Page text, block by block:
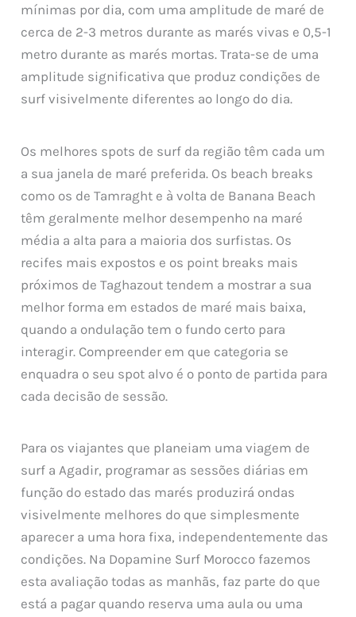
mínimas por dia, com uma amplitude de maré de
cerca de 2-3 metros durante as marés vivas e 0,5-1
metro durante as marés mortas. Trata-se de uma
amplitude significativa que produz condições de
surf visivelmente diferentes ao longo do dia.
Os melhores spots de surf da região têm cada um
a sua janela de maré preferida. Os beach breaks
como os de Tamraght e à volta de Banana Beach
têm geralmente melhor desempenho na maré
média a alta para a maioria dos surfistas. Os
recifes mais expostos e os point breaks mais
próximos de Taghazout tendem a mostrar a sua
melhor forma em estados de maré mais baixa,
quando a ondulação tem o fundo certo para
interagir. Compreender em que categoria se
enquadra o seu spot alvo é o ponto de partida para
cada decisão de sessão.
Para os viajantes que planeiam uma viagem de
surf a Agadir, programar as sessões diárias em
função do estado das marés produzirá ondas
visivelmente melhores do que simplesmente
aparecer a uma hora fixa, independentemente das
condições. Na Dopamine Surf Morocco fazemos
esta avaliação todas as manhãs, faz parte do que
está a pagar quando reserva uma aula ou uma